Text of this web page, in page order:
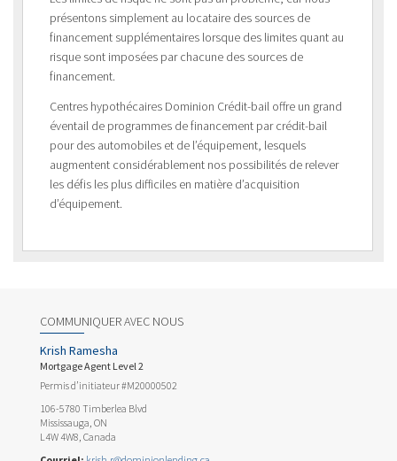
présentons simplement au locataire des sources de
financement supplémentaires lorsque des limites quant au
risque sont imposées par chacune des sources de
financement.
Centres hypothécaires Dominion Crédit-bail offre un grand
éventail de programmes de financement par crédit-bail
pour des automobiles et de l’équipement, lesquels
augmentent considérablement nos possibilités de relever
les défis les plus difficiles en matière d’acquisition
d’équipement.
COMMUNIQUER AVEC NOUS
Krish Ramesha
Mortgage Agent Level 2
Permis d’initiateur #M20000502
106-5780 Timberlea Blvd
Mississauga, ON
L4W 4W8, Canada